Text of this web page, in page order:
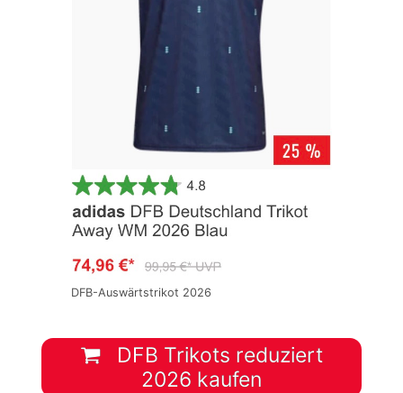
DFB-Auswärtstrikot 2026
DFB Trikots reduziert
2026 kaufen